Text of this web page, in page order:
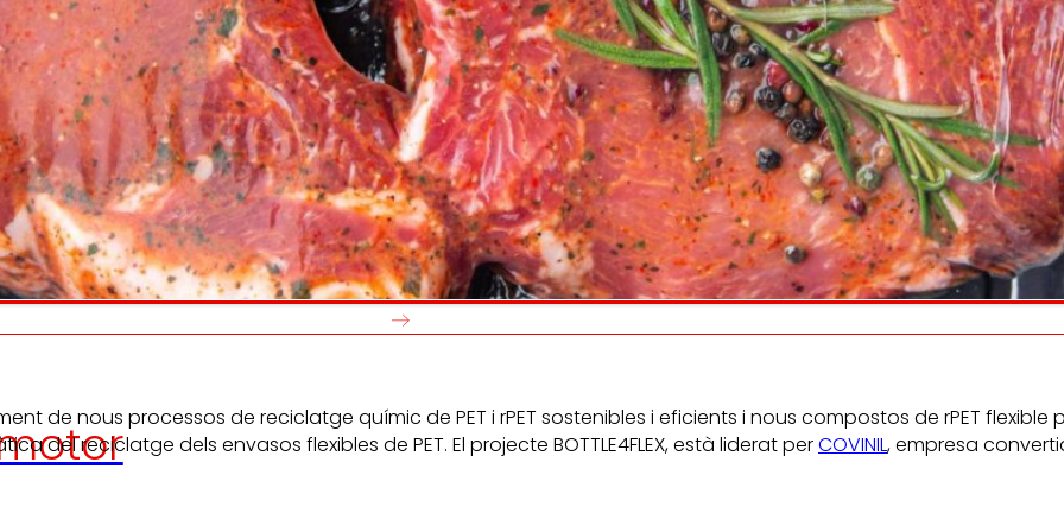
riquesa locali
en l'entorn.
Promovemla satisfacció i
el desenvolupament de les
persones treballadores.
Escoltemiinformem
persones
de nous processos de reciclatge químic de PET i rPET sostenibles i eficients i nous compostos de rPET flexible
del reciclatge dels envasos flexibles de PET. El projecte BOTTLE4FLEX, està liderat perCOVINIL, empresa